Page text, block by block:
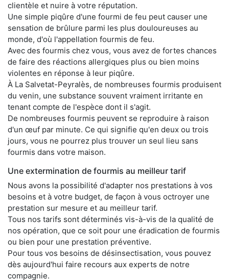
clientèle et nuire à votre réputation.
Une simple piqûre d'une fourmi de feu peut causer une
sensation de brûlure parmi les plus douloureuses au
monde, d'où l'appellation fourmis de feu.
Avec des fourmis chez vous, vous avez de fortes chances
de faire des réactions allergiques plus ou bien moins
violentes en réponse à leur piqûre.
À La Salvetat-Peyralès, de nombreuses fourmis produisent
du venin, une substance souvent vraiment irritante en
tenant compte de l'espèce dont il s'agit.
De nombreuses fourmis peuvent se reproduire à raison
d'un œuf par minute. Ce qui signifie qu'en deux ou trois
jours, vous ne pourrez plus trouver un seul lieu sans
fourmis dans votre maison.
Une extermination de fourmis au meilleur tarif
Nous avons la possibilité d'adapter nos prestations à vos
besoins et à votre budget, de façon à vous octroyer une
prestation sur mesure et au meilleur tarif.
Tous nos tarifs sont déterminés vis-à-vis de la qualité de
nos opération, que ce soit pour une éradication de fourmis
ou bien pour une prestation préventive.
Pour tous vos besoins de désinsectisation, vous pouvez
dès aujourd'hui faire recours aux experts de notre
compagnie.